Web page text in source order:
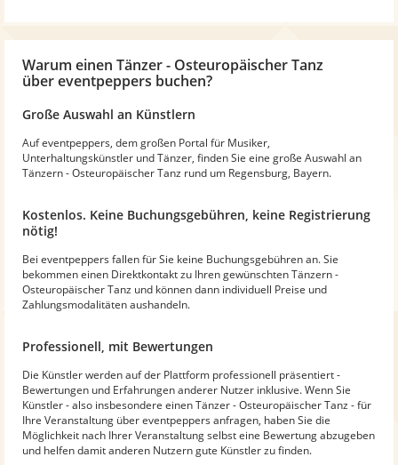
Warum einen Tänzer - Osteuropäischer Tanz
über eventpeppers buchen?
Große Auswahl an Künstlern
Auf eventpeppers, dem großen Portal für Musiker,
Unterhaltungskünstler und Tänzer, finden Sie eine große Auswahl an
Tänzern - Osteuropäischer Tanz rund um Regensburg, Bayern.
Kostenlos. Keine Buchungsgebühren, keine Registrierung
nötig!
Bei eventpeppers fallen für Sie keine Buchungsgebühren an. Sie
bekommen einen Direktkontakt zu Ihren gewünschten Tänzern -
Osteuropäischer Tanz und können dann individuell Preise und
Zahlungsmodalitäten aushandeln.
Professionell, mit Bewertungen
Die Künstler werden auf der Plattform professionell präsentiert -
Bewertungen und Erfahrungen anderer Nutzer inklusive. Wenn Sie
Künstler - also insbesondere einen Tänzer - Osteuropäischer Tanz - für
Ihre Veranstaltung über eventpeppers anfragen, haben Sie die
Möglichkeit nach Ihrer Veranstaltung selbst eine Bewertung abzugeben
und helfen damit anderen Nutzern gute Künstler zu finden.